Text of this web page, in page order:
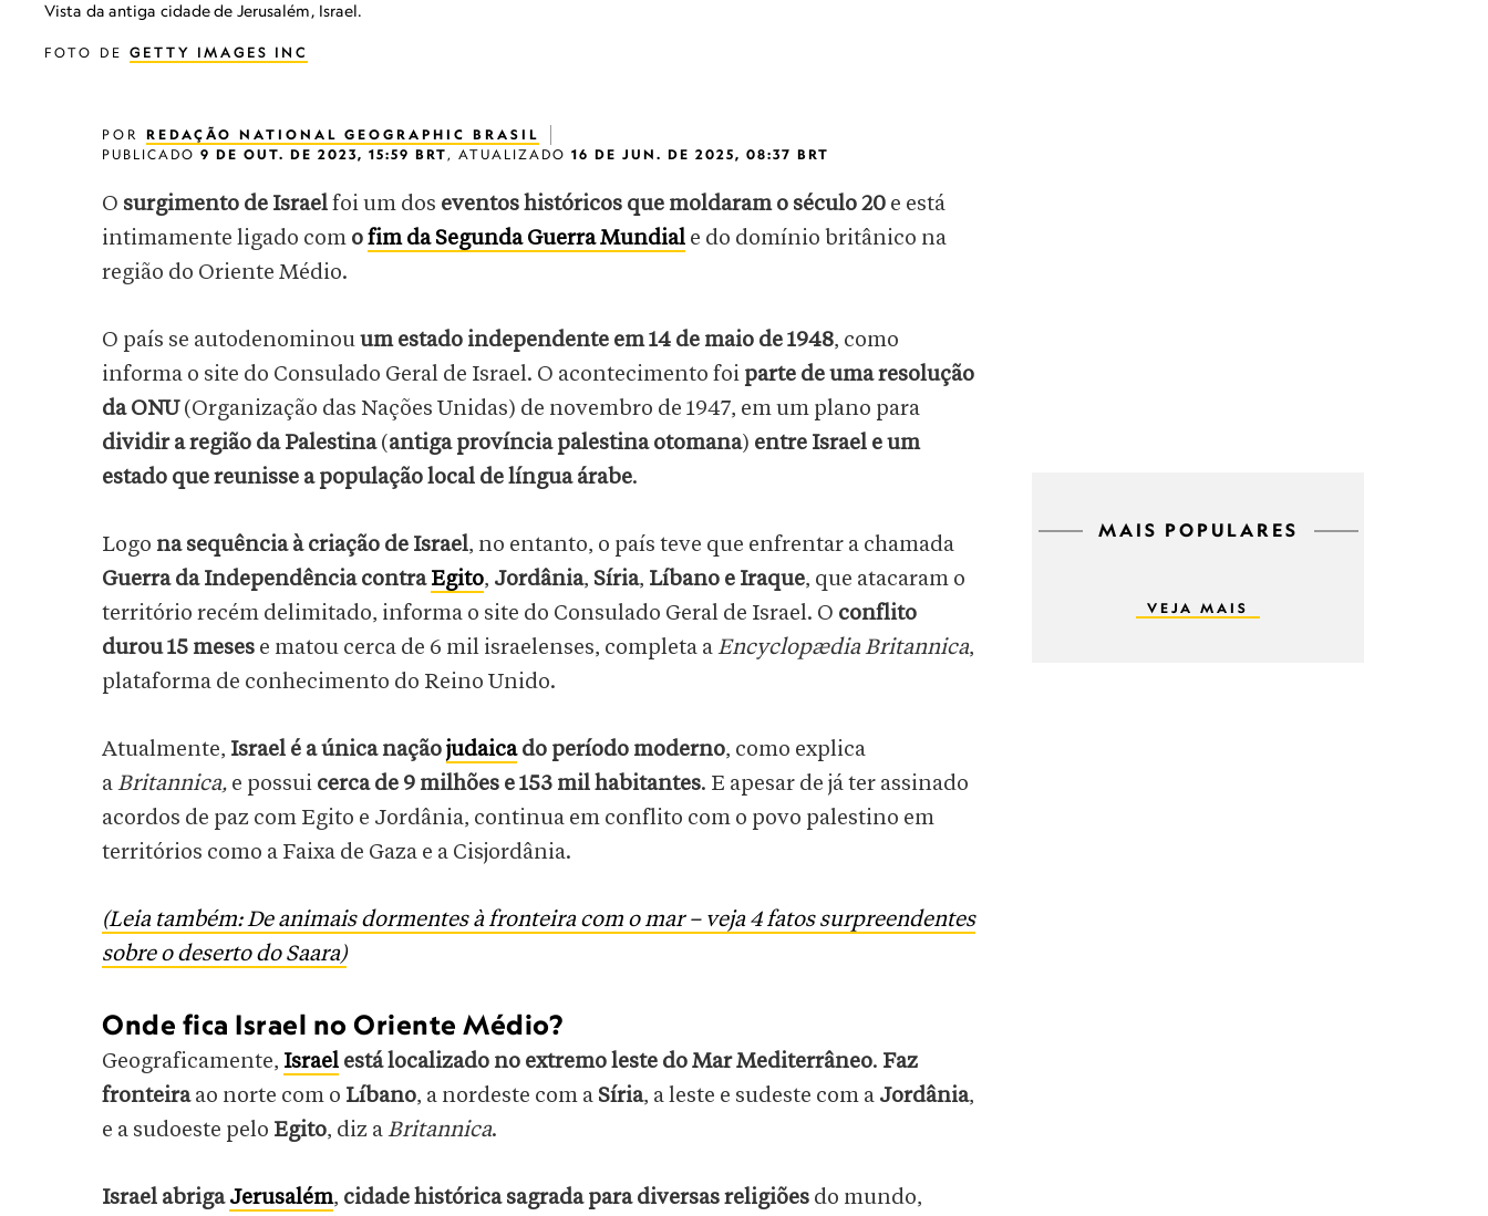
Vista da antiga cidade de Jerusalém, Israel.
FOTO DE GETTY IMAGES INC
POR REDAÇÃO NATIONAL GEOGRAPHIC BRASIL
PUBLICADO 9 DE OUT. DE 2023, 15:59 BRT, ATUALIZADO 16 DE JUN. DE 2025, 08:37 BRT
O surgimento de Israelfoi um dos eventos históricos que moldaram o século 20 e está
intimamente ligado com ofim da Segunda Guerra Mundial e do domínio britânico na
região do Oriente Médio.
O país se autodenominouum estado independente em 14 de maio de 1948, como
informa o site do Consulado Geral de Israel. O acontecimento foi parte de uma resolução
da ONU(Organização das Nações Unidas) de novembro de 1947, em um plano para
dividir a região da Palestina(antiga província palestina otomana) entre Israel e um
estado que reunisse a população local de língua árabe.
Logo na sequência à criação de Israel, no entanto, o país teve que enfrentar a chamada
Guerra da Independência contraEgito, Jordânia, Síria, Líbano e Iraque, que atacaram o
território recém delimitado, informa o site do Consulado Geral de Israel. O conflito
durou 15 meses e matou cerca de 6 mil israelenses, completa aEncyclopædia Britannica,
plataforma de conhecimento do Reino Unido.
Atualmente, Israel é a única naçãojudaicado período moderno, como explica
aBritannica, e possui cerca de 9 milhões e 153 mil habitantes. E apesar de já ter assinado
acordos de paz com Egito e Jordânia, continua em conflito com o povo palestino em
territórios como a Faixa de Gaza e a Cisjordânia.
(Leia também: De animais dormentes à fronteira com o mar – veja 4 fatos surpreendentes
sobre o deserto do Saara)
Onde fica Israel no Oriente Médio?
Geograficamente, Israel está localizado no extremo leste do Mar Mediterrâneo. Faz
fronteiraao norte com o Líbano, a nordeste com a Síria, a leste e sudeste com a Jordânia,
e a sudoeste pelo Egito, diz aBritannica.
Israel abrigaJerusalém, cidade histórica sagrada para diversas religiões do mundo,
MAIS POPULARES
VEJA MAIS